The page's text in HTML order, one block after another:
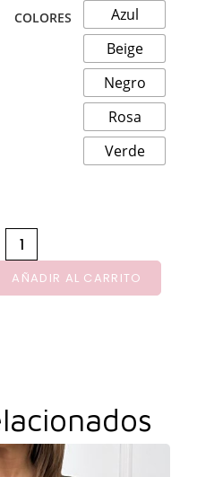
COLORES
Azul
Beige
Negro
Rosa
Verde
AÑADIR AL CARRITO